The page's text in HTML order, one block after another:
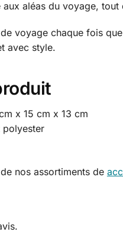
aux aléas du voyage,
voyage chaque fois
avec style.
x 15 cm x 13 cm
nos assortiments de